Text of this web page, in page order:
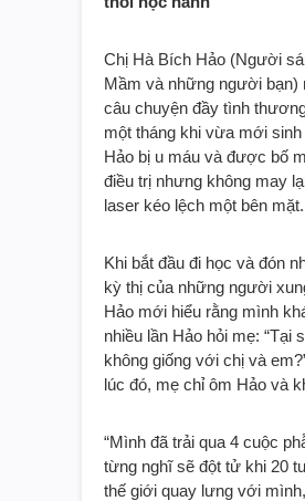
Chị Hà Bích Hảo (Người
Mầm và những người bạn)
câu chuyện đầy tình
một tháng khi vừa mới
Hảo bị u máu và được bố
điều trị nhưng không may
laser kéo lệch một bên mặt.
Khi bắt đầu đi học và đón
kỳ thị của những người
Hảo mới hiểu rằng mình
nhiều lần Hảo hỏi mẹ: “Tại
không giống với chị và
lúc đó, mẹ chỉ ôm Hảo và
“Mình đã trải qua 4 cuộc
từng nghĩ sẽ đột tử khi 20
thế giới quay lưng với